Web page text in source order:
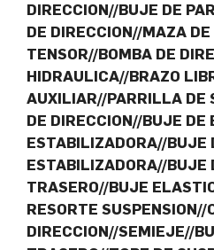
DIRECCION//BUJE DE
DE DIRECCION//MAZA
TENSOR//BOMBA DE
HIDRAULICA//BRAZO
AUXILIAR//PARRILLA DE
DE DIRECCION//BUJE DE
ESTABILIZADORA//BUJE
ESTABILIZADORA//BUJE
TRASERO//BUJE
RESORTE SUSPENSION//
DIRECCION//SEMIEJE//